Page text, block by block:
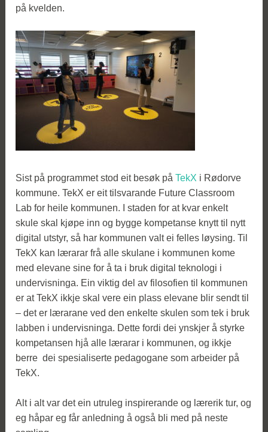
på kvelden.
Sist på programmet stod eit besøk på TekX i Rødorve
kommune. TekX er eit tilsvarande Future Classroom
Lab for heile kommunen. I staden for at kvar enkelt
skule skal kjøpe inn og bygge kompetanse knytt til nytt
digital utstyr, så har kommunen valt ei felles løysing. Til
TekX kan lærarar frå alle skulane i kommunen kome
med elevane sine for å ta i bruk digital teknologi i
undervisninga. Ein viktig del av filosofien til kommunen
er at TekX ikkje skal vere ein plass elevane blir sendt til
– det er lærarane ved den enkelte skulen som tek i bruk
labben i undervisninga. Dette fordi dei ynskjer å styrke
kompetansen hjå alle lærarar i kommunen, og ikkje
berre dei spesialiserte pedagogane som arbeider på
TekX.
Alt i alt var det ein utruleg inspirerande og lærerik tur, og
eg håpar eg får anledning å også bli med på neste